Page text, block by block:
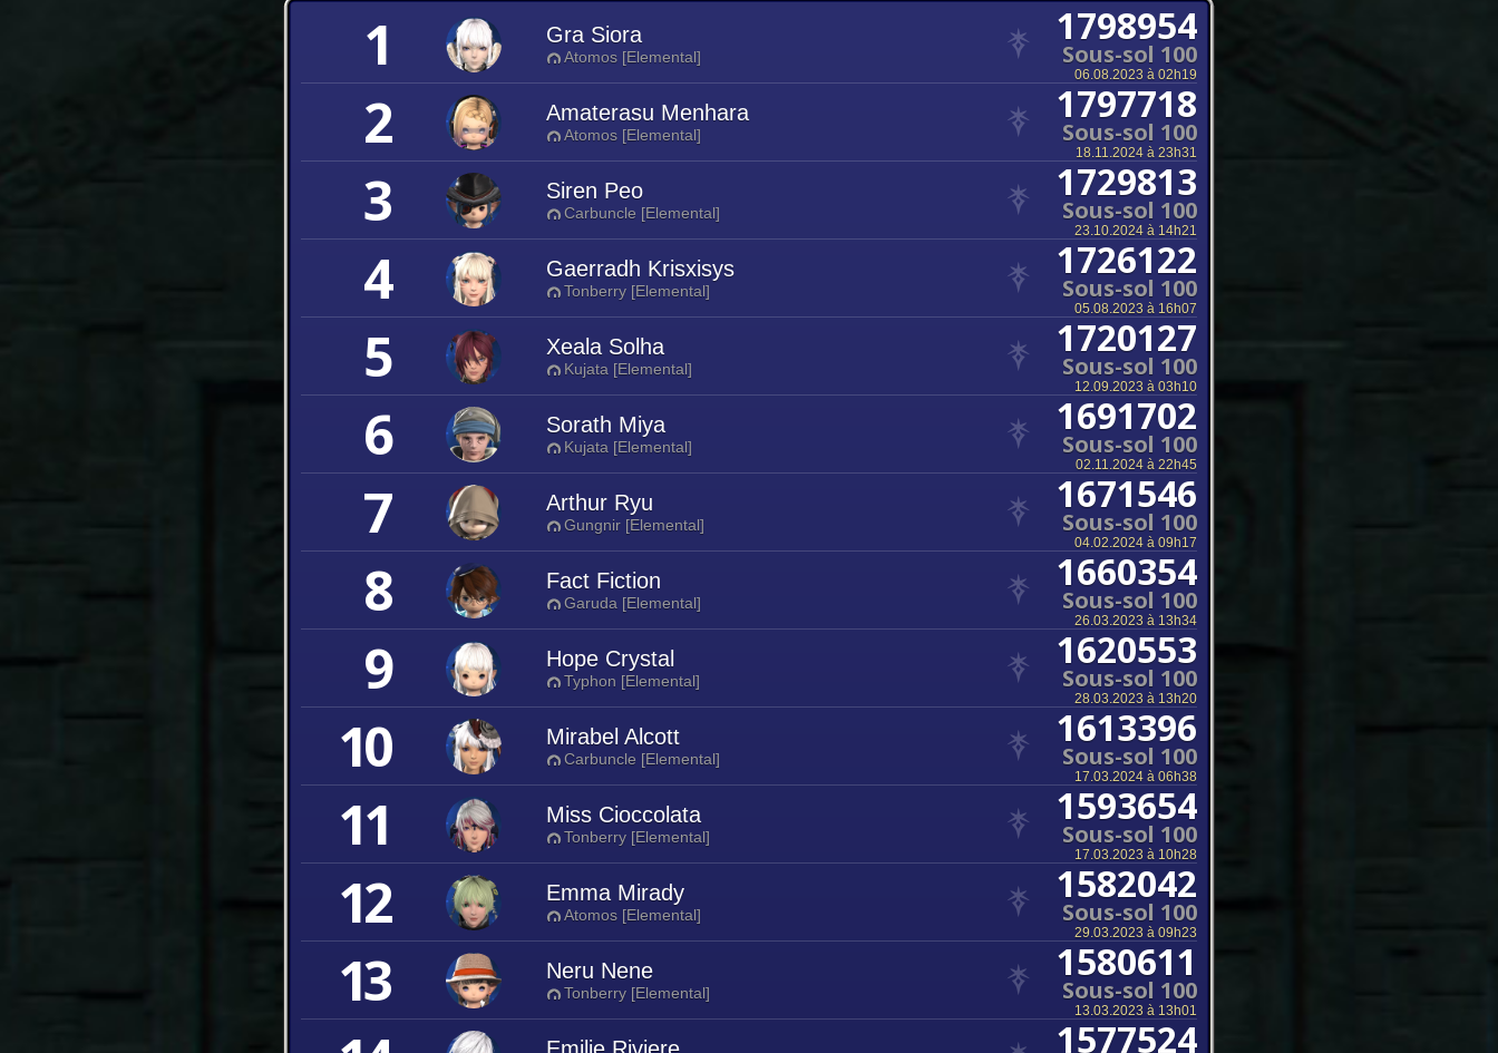
1 Gra Siora
Atomos [Elemental]
1798954
Sous-sol 100
06.08.2023 à 02h19
2 Amaterasu Menhara
Atomos [Elemental]
1797718
Sous-sol 100
18.11.2024 à 23h31
3 Siren Peo
Carbuncle [Elemental]
1729813
Sous-sol 100
23.10.2024 à 14h21
4 Gaerradh Krisxisys
Tonberry [Elemental]
1726122
Sous-sol 100
05.08.2023 à 16h07
5 Xeala Solha
Kujata [Elemental]
1720127
Sous-sol 100
12.09.2023 à 03h10
6 Sorath Miya
Kujata [Elemental]
1691702
Sous-sol 100
02.11.2024 à 22h45
7 Arthur Ryu
Gungnir [Elemental]
1671546
Sous-sol 100
04.02.2024 à 09h17
8 Fact Fiction
Garuda [Elemental]
1660354
Sous-sol 100
26.03.2023 à 13h34
9 Hope Crystal
Typhon [Elemental]
1620553
Sous-sol 100
28.03.2023 à 13h20
10 Mirabel Alcott
Carbuncle [Elemental]
1613396
Sous-sol 100
17.03.2024 à 06h38
11 Miss Cioccolata
Tonberry [Elemental]
1593654
Sous-sol 100
17.03.2023 à 10h28
12 Emma Mirady
Atomos [Elemental]
1582042
Sous-sol 100
29.03.2023 à 09h23
13 Neru Nene
Tonberry [Elemental]
1580611
Sous-sol 100
13.03.2023 à 13h01
1577524